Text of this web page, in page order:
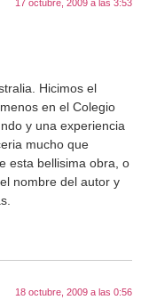
17 octubre, 2009 a las 3:53
Hicimos el
en el Colegio
y una experiencia
mucho que
esta bellisima obra, o
nombre del autor y
18 octubre, 2009 a las 0:56